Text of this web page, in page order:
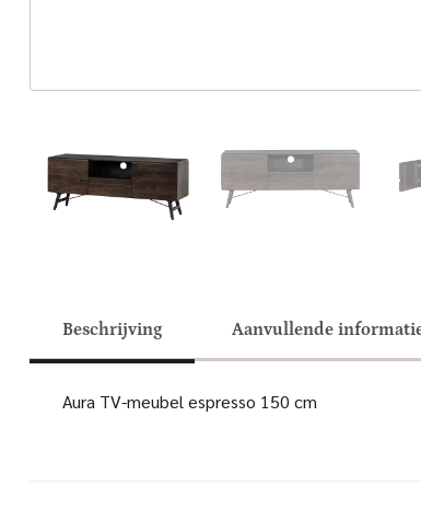
Beschrijving Aanvullende
Aura TV-meubel espresso 150 cm